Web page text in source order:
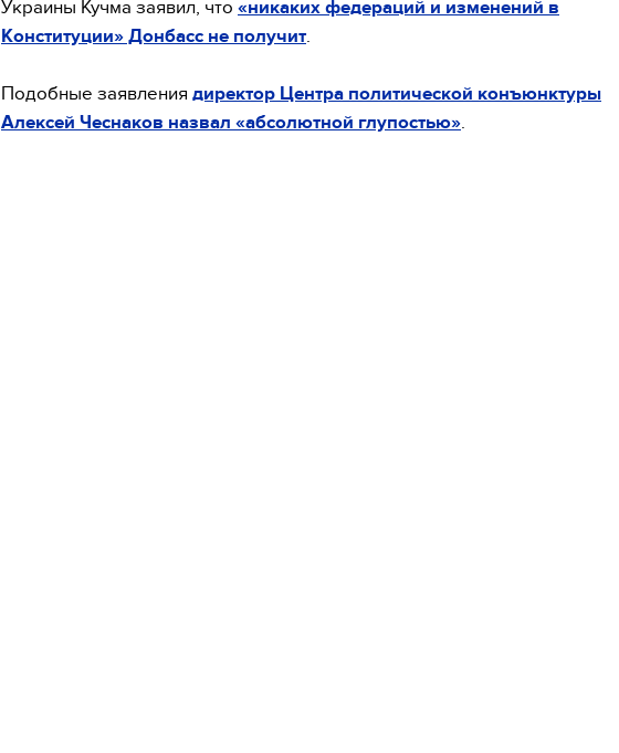
Украины Кучма заявил, что «никаких федераций и изменений в
Конституции» Донбасс не получит
Подобные заявления директор Центра политической конъюнктуры
Алексей Чеснаков назвал «абсолютной глупостью»